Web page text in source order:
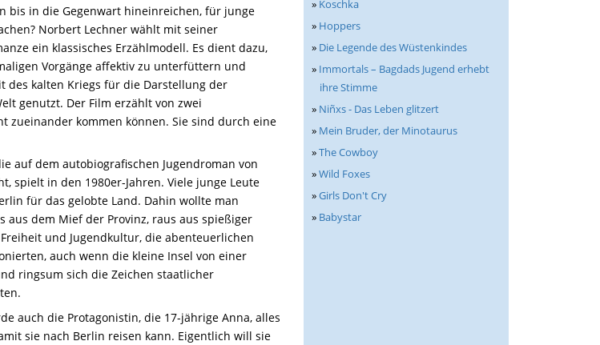
bis in die Gegenwart hineinreichen, für junge
Norbert Lechner wählt mit seiner
ein klassisches Erzählmodell. Es dient dazu,
Vorgänge affektiv zu unterfüttern und
des kalten Kriegs für die Darstellung der
genutzt. Der Film erzählt von zwei
zueinander kommen können. Sie sind durch eine
auf dem autobiografischen Jugendroman von
spielt in den 1980er-Jahren. Viele junge Leute
für das gelobte Land. Dahin wollte man
aus dem Mief der Provinz, raus aus spießiger
und Jugendkultur, die abenteuerlichen
auch wenn die kleine Insel von einer
ringsum sich die Zeichen staatlicher
auch die Protagonistin, die 17-jährige Anna, alles
sie nach Berlin reisen kann. Eigentlich will sie
» Koschka
» Hoppers
» Die Legende des Wüstenkindes
» Immortals – Bagdads Jugend erhebt
ihre Stimme
» Niñxs - Das Leben glitzert
» Mein Bruder, der Minotaurus
»The Cowboy
»Wild Foxes
»Girls Don't Cry
» Babystar